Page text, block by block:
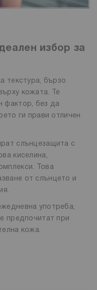
избор за
текстура, бързо
кожата. Те
фактор, без да
ги прави отличен
слънцезащита с
киселина,
Това
от слънцето и
употреба,
предпочитат при
кожа.